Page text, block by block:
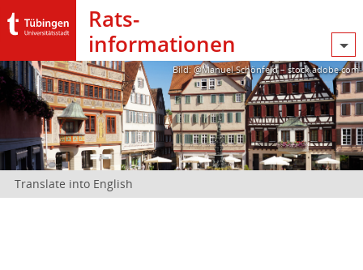
Rats­
informationen
Bild: @Manuel Schönfeld – stock.adobe.com
Translate into English